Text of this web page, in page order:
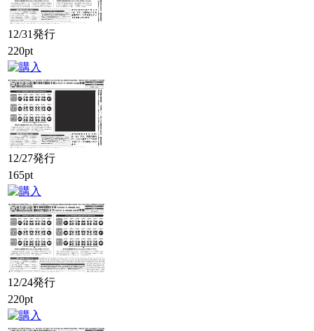
12/31発行
220pt
12/27発行
165pt
12/24発行
220pt